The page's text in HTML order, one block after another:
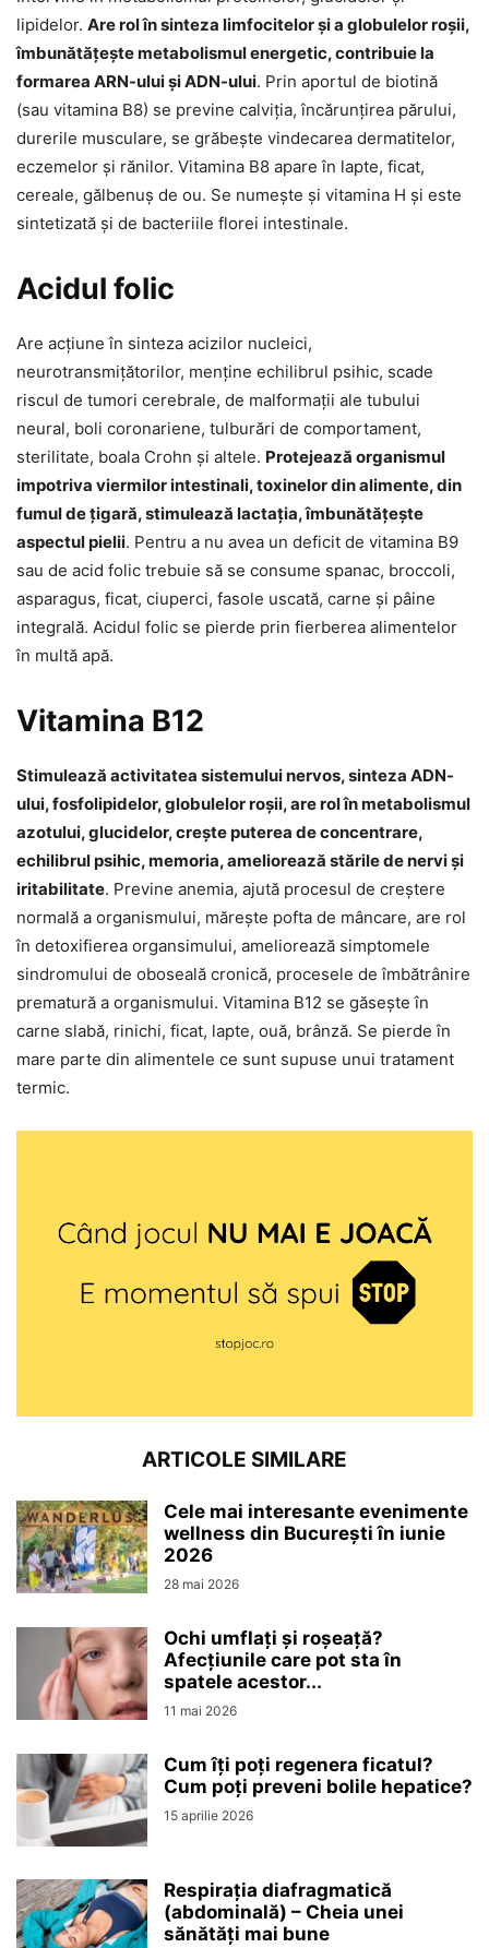
lipidelor. Are rol în sinteza limfocitelor și a globulelor roșii,
îmbunătățește metabolismul energetic, contribuie la
formarea ARN-ului și ADN-ului. Prin aportul de biotină
(sau vitamina B8) se previne calviția, încărunțirea părului,
durerile musculare, se grăbește vindecarea dermatitelor,
eczemelor și rănilor. Vitamina B8 apare în lapte, ficat,
cereale, gălbenuș de ou. Se numește și vitamina H și este
sintetizată și de bacteriile florei intestinale.
Acidul folic
Are acțiune în sinteza acizilor nucleici,
neurotransmițătorilor, menține echilibrul psihic, scade
riscul de tumori cerebrale, de malformații ale tubului
neural, boli coronariene, tulburări de comportament,
sterilitate, boala Crohn și altele. Protejează organismul
impotriva viermilor intestinali, toxinelor din alimente, din
fumul de țigară, stimulează lactația, îmbunătățește
aspectul pielii. Pentru a nu avea un deficit de vitamina B9
sau de acid folic trebuie să se consume spanac, broccoli,
asparagus, ficat, ciuperci, fasole uscată, carne și pâine
integrală. Acidul folic se pierde prin fierberea alimentelor
în multă apă.
Vitamina B12
Stimulează activitatea sistemului nervos, sinteza ADN-
ului, fosfolipidelor, globulelor roșii, are rol în metabolismul
azotului, glucidelor, crește puterea de concentrare,
echilibrul psihic, memoria, ameliorează stările de nervi și
iritabilitate. Previne anemia, ajută procesul de creștere
normală a organismului, mărește pofta de mâncare, are rol
în detoxifierea organsimului, ameliorează simptomele
sindromului de oboseală cronică, procesele de îmbătrânire
prematură a organismului. Vitamina B12 se găsește în
carne slabă, rinichi, ficat, lapte, ouă, brânză. Se pierde în
mare parte din alimentele ce sunt supuse unui tratament
termic.
ARTICOLE SIMILARE
Cele mai interesante evenimente
wellness din București în iunie
2026
28 mai 2026
Ochi umflați și roșeață?
Afecțiunile care pot sta în
spatele acestor...
11 mai 2026
Cum îți poți regenera ficatul?
Cum poți preveni bolile hepatice?
15 aprilie 2026
Respirația diafragmatică
(abdominală) – Cheia unei
sănătăți mai bune